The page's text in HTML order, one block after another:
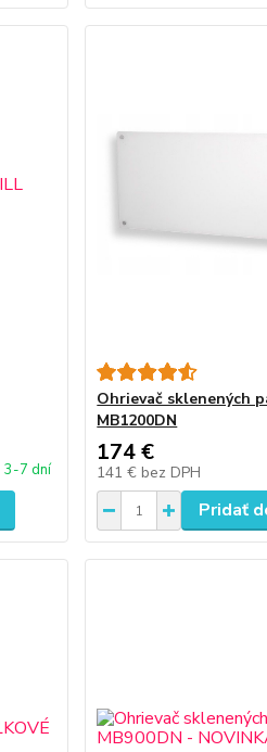
3-7 dní
Ohrievač sklenených
MB1200DN
174 €
141 € bez DPH
Pridať